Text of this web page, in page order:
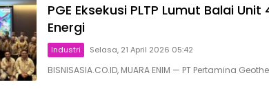
PGE Eksekusi PLTP Lumut Balai
Energi
Industri Selasa, 21 April 2026 05:42
BISNISASIA.CO.ID, MUARA ENIM — PT Pertamina